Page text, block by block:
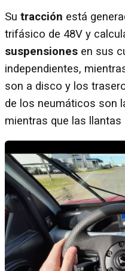
Su tracción está
trifásico de 48V y
suspensiones en sus
independientes,
son a disco y los
de los neumáticos son
mientras que las llantas